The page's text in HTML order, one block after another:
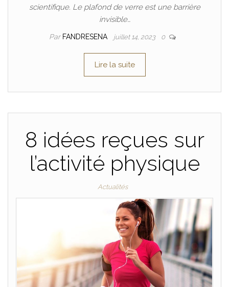
scientifique. Le plafond de verre est une barrière
invisible…
Par FANDRESENA juillet 14, 2023 0
Lire la suite
8 idées reçues sur
l’activité physique
Actualités